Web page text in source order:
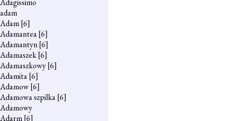
Adagissimo
adam
Adam[6]
Adamantea[6]
Adamantyn[6]
Adamaszek[6]
Adamaszkowy[6]
Adamita[6]
Adamow[6]
Adamowa szpilka[6]
Adamowy
Adarm[6]